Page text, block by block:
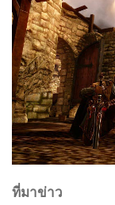
ที่มาข่าว